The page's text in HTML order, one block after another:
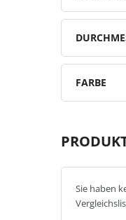
FARBE
Sie haben